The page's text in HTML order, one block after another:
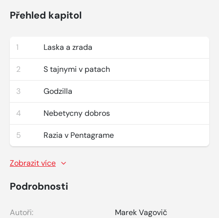
Přehled kapitol
1 Laska a zrada
2 S tajnymi v patach
3 Godzilla
4 Nebetycny dobros
5 Razia v Pentagrame
Zobrazit více
Podrobnosti
Autoři:
Marek Vagovič